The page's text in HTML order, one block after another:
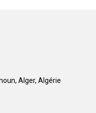
Alger, Algérie